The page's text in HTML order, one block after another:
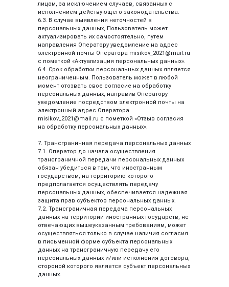
лицам, за исключением случаев, связанных с
исполнением действующего законодательства.
6.3. В случае выявления неточностей в
персональных данных, Пользователь может
актуализировать их самостоятельно, путем
направления Оператору уведомление на адрес
электронной почты Оператора misikov_2021@mail.ru
с пометкой «Актуализация персональных данных».
6.4. Срок обработки персональных данных является
неограниченным. Пользователь может в любой
момент отозвать свое согласие на обработку
персональных данных, направив Оператору
уведомление посредством электронной почты на
электронный адрес Оператора
misikov_2021@mail.ru с пометкой «Отзыв согласия
на обработку персональных данных».
7. Трансграничная передача персональных данных
7.1. Оператор до начала осуществления
трансграничной передачи персональных данных
обязан убедиться в том, что иностранным
государством, на территорию которого
предполагается осуществлять передачу
персональных данных, обеспечивается надежная
защита прав субъектов персональных данных.
7.2. Трансграничная передача персональных
данных на территории иностранных государств, не
отвечающих вышеуказанным требованиям, может
осуществляться только в случае наличия согласия
в письменной форме субъекта персональных
данных на трансграничную передачу его
персональных данных и/или исполнения договора,
стороной которого является субъект персональных
данных.